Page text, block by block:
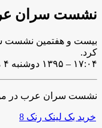
نشست سران
بیست و هفتمین نشست
کرد.
۱۷:۰۴ – ۱۳۹۵ دوشنبه ۴ مرداد
نشست سران عرب در
خرید بک لینک رنک 8